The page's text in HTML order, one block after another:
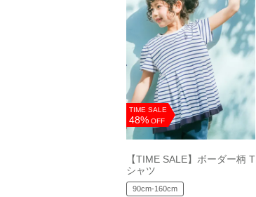
TIME SALE
48% OFF
【TIME SALE】ボーダー柄 T
シャツ
90cm-160cm